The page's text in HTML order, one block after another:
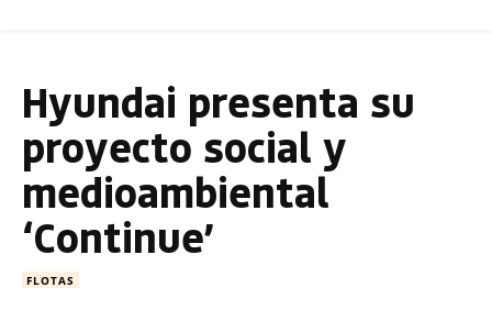
Hyundai presenta su
proyecto social y
medioambiental
‘Continue’
FLOTAS